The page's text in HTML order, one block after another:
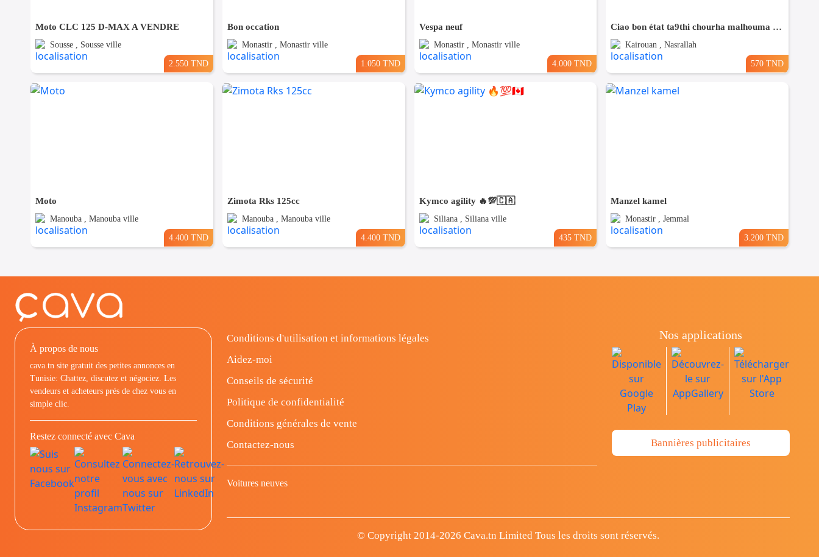
Moto CLC 125 D-MAX A VENDRE
Sousse , Sousse ville
2.550 TND
Bon occation
Monastir , Monastir ville
1.050 TND
Vespa neuf
Monastir , Monastir ville
4.000 TND
Ciao bon état ta9thi chourha malhouma ama soumha behi 580
Kairouan , Nasrallah
570 TND
Moto
Manouba , Manouba ville
4.400 TND
Zimota Rks 125cc
Manouba , Manouba ville
4.400 TND
Kymco agility 🔥💯🇨🇦
Siliana , Siliana ville
435 TND
Manzel kamel
Monastir , Jemmal
3.200 TND
À propos de nous
cava.tn site gratuit des petites annonces en
Tunisie: Chattez, discutez et négociez. Les
vendeurs et acheteurs prés de chez vous en
simple clic.
Restez connecté avec Cava
Conditions d'utilisation et informations légales
Aidez-moi
Conseils de sécurité
Politique de confidentialité
Conditions générales de vente
Contactez-nous
Voitures neuves
Nos applications
Bannières publicitaires
© Copyright 2014-2026 Cava.tn Limited Tous les droits sont réservés.